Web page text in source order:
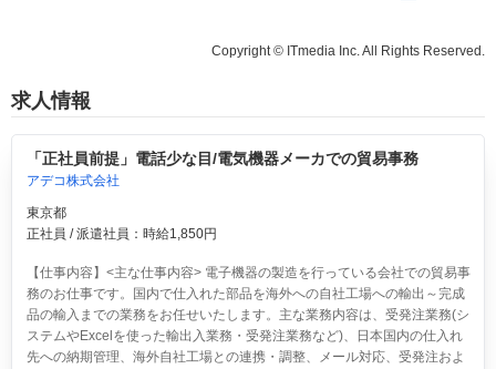
Copyright © ITmedia Inc. All Rights Reserved.
求人情報
「正社員前提」電話少な目/電気機器メーカでの貿易事務
アデコ株式会社
東京都
正社員 / 派遣社員：時給1,850円
【仕事内容】<主な仕事内容> 電子機器の製造を行っている会社での貿易事
務のお仕事です。国内で仕入れた部品を海外への自社工場への輸出～完成
品の輸入までの業務をお任せいたします。主な業務内容は、受発注業務(シ
ステムやExcelを使った輸出入業務・受発注業務など)、日本国内の仕入れ
先への納期管理、海外自社工場との連携・調整、メール対応、受発注およ